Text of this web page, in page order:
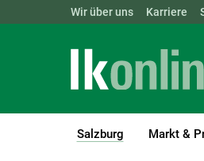
Landwirtschaftskammern:
Wir über uns Karriere
Salzburg
(current)1
Markt &